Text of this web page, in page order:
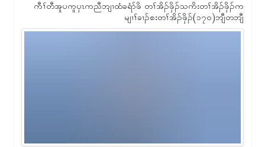
ကီၢ်တီအူပကူၦၤကညီဘျၢထံခရံာ်ဖိ တၢ်အိၣ်ဖှိၣ်သကိးတၢ်အိၣ်ဖှိၣ်က
မျၢၢ်ခၢၣ်စးတၢ်အိၣ်ဖှိၣ်(၁၇ဝ)ဘျီတဘျီ